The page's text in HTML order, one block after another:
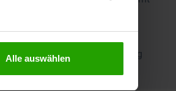
Alle auswählen
Anette Skowronsky
Teilnahmebescheinigung